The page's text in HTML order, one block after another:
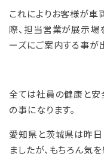
これによりお客様が車
際、担当営業が展示場
ーズにご案内する事が
全ては社員の健康と安
の事になります。
愛知県と茨城県は昨日
ましたが、もちろん気